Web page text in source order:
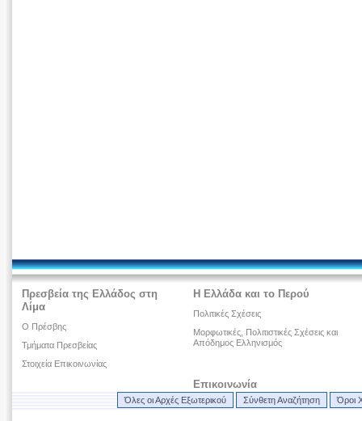
Πρεσβεία της Ελλάδος στη
Λίμα
Ο Πρέσβης
Τμήματα Πρεσβείας
Στοιχεία Επικοινωνίας
Η Ελλάδα και το Περού
Πολιτικές Σχέσεις
Μορφωτικές, Πολιτιστικές Σχέσεις και
Απόδημος Ελληνισμός
Επικοινωνία
Όλες οι Αρχές Εξωτερικού Σύνθετη Αναζήτηση Όροι